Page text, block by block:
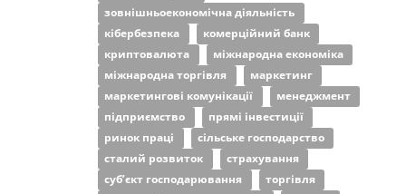
зовнішньоекономічна діяльність
кібербезпека
комерційний банк
криптовалюта
міжнародна економіка
міжнародна торгівля
маркетинг
маркетингові комунікації
менеджмент
підприємство
прямі інвестиції
ринок праці
сільське господарство
сталий розвиток
страхування
суб’єкт господарювання
торгівля